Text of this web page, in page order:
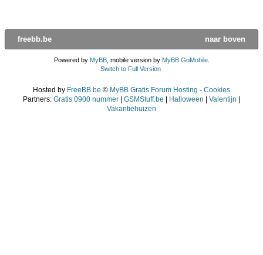
naar boven
freebb.be
Powered by MyBB, mobile version by MyBB GoMobile.
Switch to Full Version
Hosted by FreeBB.be © MyBB Gratis Forum Hosting - Cookies
Partners: Gratis 0900 nummer GSMStuff.be Halloween Valentijn
Vakantiehuizen